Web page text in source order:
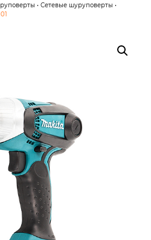
• Сетевые шуруповерты •